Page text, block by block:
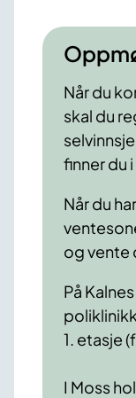
Når du
skal du
finner du
Når du
og vente
På
1. etasje
I Moss